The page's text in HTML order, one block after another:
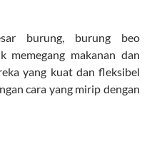
burung, burung beo
memegang makanan dan
yang kuat dan fleksibel
cara yang mirip dengan